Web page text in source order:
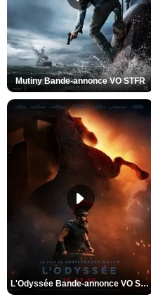
Mutiny Bande-annonce VO STFR
L'Odyssée Bande-annonce VO STFR